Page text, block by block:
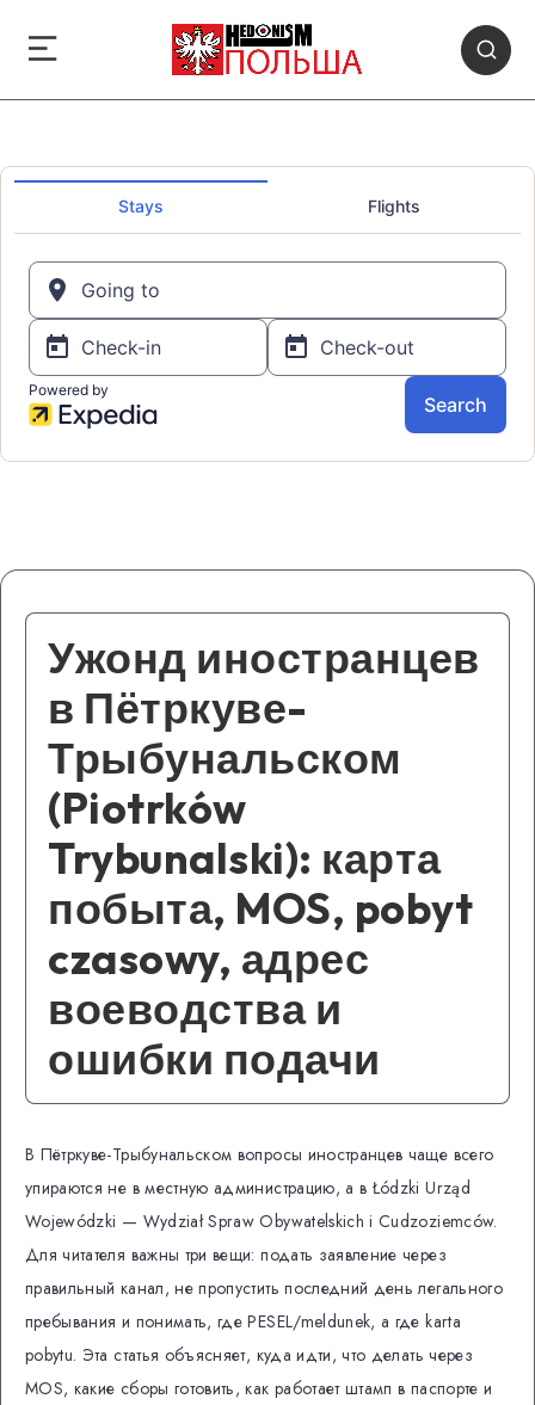
Ужонд иностранцев
в Пётркуве-
Трыбунальском
(Piotrków
Trybunalski): карта
побыта, MOS, pobyt
czasowy, адрес
воеводства и
ошибки подачи
В Пётркуве-Трыбунальском вопросы иностранцев чаще всего
упираются не в местную администрацию, а в Łódzki Urząd
Wojewódzki — Wydział Spraw Obywatelskich i Cudzoziemców.
Для читателя важны три вещи: подать заявление через
правильный канал, не пропустить последний день легального
пребывания и понимать, где PESEL/meldunek, а где karta
pobytu. Эта статья объясняет, куда идти, что делать через
MOS, какие сборы готовить, как работает штамп в паспорте и